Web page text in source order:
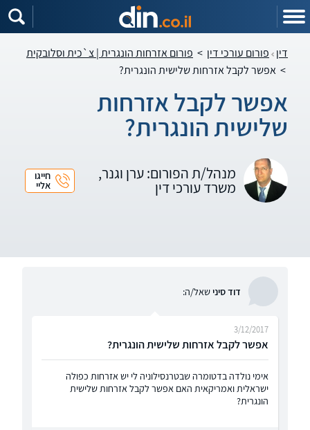
דין פורום עורכי דין > פורום אזרחות הונגרית | צ`כית וסלובקית
> אפשר לקבל אזרחות שלישית הונגרית?
אפשר לקבל אזרחות
שלישית הונגרית?
מנהל/ת הפורום: ערן וגנר,
משרד עורכי דין
חייגו
אליי
דוד סינישאל/ה:
אפשר לקבל אזרחות שלישית הונגרית?
3/12/2017
אימי נולדה בדטומרה שבטרנסילוניה לי יש אזרחות כפולה
ישראלית ואמריקאית האם אפשר לקבל אזרחות שלישית
הונגרית?